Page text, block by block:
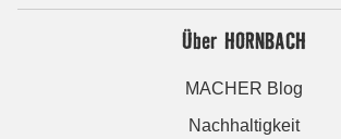
Über HORNBACH
MACHER Blog
Nachhaltigkeit